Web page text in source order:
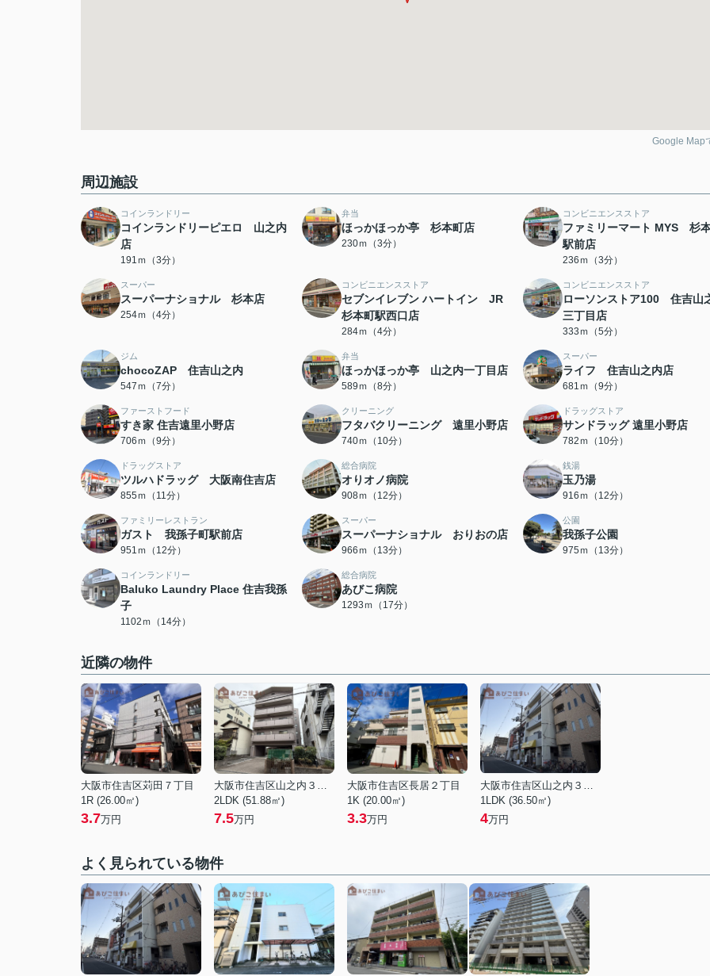
Google Map
周辺施設
コインランドリー
コインランドリーピエロ 山之内
店
191ｍ（3分）
弁当
ほっかほっか亭 杉本町店
230ｍ（3分）
コンビニエンスストア
ファミリーマート MYS 杉
駅前店
236ｍ（3分）
スーパー
スーパーナショナル 杉本店
254ｍ（4分）
コンビニエンスストア
セブンイレブン ハートイン JR
杉本町駅西口店
284ｍ（4分）
コンビニエンスストア
ローソンストア100 住吉山
三丁目店
333ｍ（5分）
ジム
chocoZAP 住吉山之内
547ｍ（7分）
弁当
ほっかほっか亭 山之内一丁目店
589ｍ（8分）
スーパー
ライフ 住吉山之内店
681ｍ（9分）
ファーストフード
すき家 住吉遠里小野店
706ｍ（9分）
クリーニング
フタバクリーニング 遠里小野店
740ｍ（10分）
ドラッグストア
サンドラッグ 遠里小野店
782ｍ（10分）
ドラッグストア
ツルハドラッグ 大阪南住吉店
855ｍ（11分）
総合病院
オりオノ病院
908ｍ（12分）
銭湯
玉乃湯
916ｍ（12分）
ファミリーレストラン
ガスト 我孫子町駅前店
951ｍ（12分）
スーパー
スーパーナショナル おりおの店
966ｍ（13分）
公園
我孫子公園
975ｍ（13分）
コインランドリー
Baluko Laundry Place 住吉我孫
子
1102ｍ（14分）
総合病院
あびこ病院
1293ｍ（17分）
近隣の物件
大阪市住吉区苅田７丁目
1R (26.00㎡)
3.7万円
大阪市住吉区山之内３丁目
2LDK (51.88㎡)
7.5万円
大阪市住吉区長居２丁目
1K (20.00㎡)
3.3万円
大阪市住吉区山之内３丁目
1LDK (36.50㎡)
4万円
よく見られている物件